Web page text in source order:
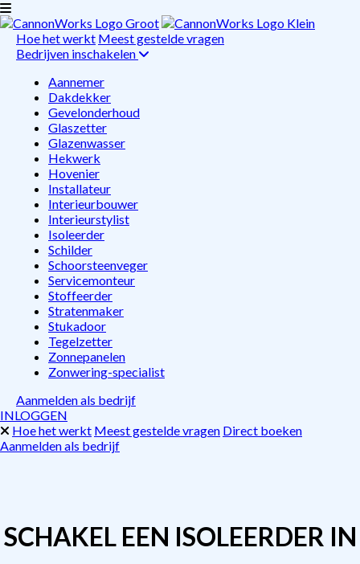
Hoe het werkt Meest gestelde vragen
Bedrijven inschakelen
Aannemer
Dakdekker
Gevelonderhoud
Glaszetter
Glazenwasser
Hekwerk
Hovenier
Installateur
Interieurbouwer
Interieurstylist
Isoleerder
Schilder
Schoorsteenveger
Servicemonteur
Stoffeerder
Stratenmaker
Stukadoor
Tegelzetter
Zonnepanelen
Zonwering-specialist
Aanmelden als bedrijf
INLOGGEN
Hoe het werkt Meest gestelde vragen Direct boeken
Aanmelden als bedrijf
SCHAKEL EEN ISOLEERDER IN